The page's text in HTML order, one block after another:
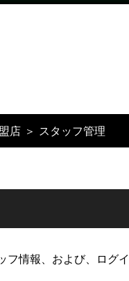
店 ＞ スタッフ管理
情報、および、ログ